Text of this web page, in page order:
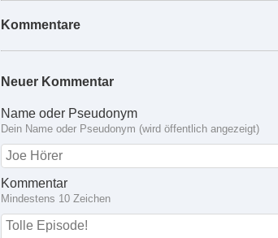
Kommentare
Neuer Kommentar
Name oder Pseudonym
Dein Name oder Pseudonym (wird öffentlich angezeigt)
Kommentar
Mindestens 10 Zeichen